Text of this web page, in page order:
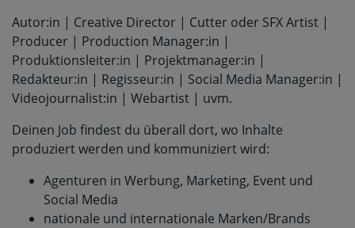
Autor:in | Creative Director | Cutter oder SFX Artist |
Producer | Production Manager:in |
Produktionsleiter:in | Projektmanager:in |
Redakteur:in | Regisseur:in | Social Media Manager:in |
Videojournalist:in | Webartist | uvm.
Deinen Job findest du überall dort, wo Inhalte
produziert werden und kommuniziert wird:
Agenturen in Werbung, Marketing, Event und
Social Media
nationale und internationale Marken/Brands